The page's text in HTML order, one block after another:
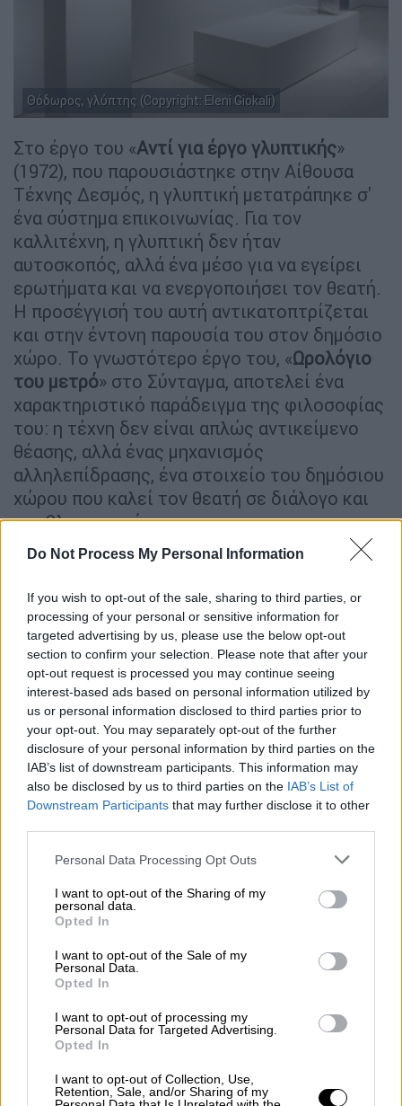
Do Not Process My Personal Information
If you wish to opt-out of the sale, sharing to third parties, or
processing of your personal or sensitive information for
targeted advertising by us, please use the below opt-out
section to confirm your selection. Please note that after your
opt-out request is processed you may continue seeing
interest-based ads based on personal information utilized by
us or personal information disclosed to third parties prior to
your opt-out. You may separately opt-out of the further
disclosure of your personal information by third parties on the
IAB’s list of downstream participants. This information may
also be disclosed by us to third parties on the IAB’s List of
Downstream Participants that may further disclose it to other
Please note that this website/app uses one or more Google
not limited to your visit or usage behaviour. You may click to
grant or deny consent to Google and its third-party tags to
use your data for below specified purposes in below Google
consent section.
Personal Data Processing Opt Outs
I want to opt-out of the Sharing of my
personal data.
Opted In
I want to opt-out of the Sale of my
Personal Data.
Opted In
I want to opt-out of processing my
Personal Data for Targeted Advertising.
Opted In
I want to opt-out of Collection, Use,
Retention, Sale, and/or Sharing of my
Θόδωρος, γλύπτης (Copyright: Eleni Giokali)
Στο έργο του «Αντί για έργο γλυπτικής»
(1972), που παρουσιάστηκε στην Αίθουσα
Τέχνης Δεσμός, η γλυπτική μετατράπηκε σ'
ένα σύστημα επικοινωνίας. Για τον
καλλιτέχνη, η γλυπτική δεν ήταν
αυτοσκοπός, αλλά ένα μέσο για να εγείρει
ερωτήματα και να ενεργοποιήσει τον θεατή.
Η προσέγγισή του αυτή αντικατοπτρίζεται
και στην έντονη παρουσία του στον δημόσιο
χώρο. Το γνωστότερο έργο του, «Ωρολόγιο
του μετρό» στο Σύνταγμα, αποτελεί ένα
χαρακτηριστικό παράδειγμα της φιλοσοφίας
του: η τέχνη δεν είναι απλώς αντικείμενο
θέασης, αλλά ένας μηχανισμός
αλληλεπίδρασης, ένα στοιχείο του δημόσιου
χώρου που καλεί τον θεατή σε διάλογο και
προβληματισμό.
Η έκθεση στο ΕΜΣΤ είναι χωρισμένη σε 11
η σειρά έργων «Χειρισμοί» (1973-1982), όπου
ο Θόδωρος διερεύνησε τη σχέση της
γλυπτικής με τα μέσα μαζικής επικοινωνίας
και την αλληλεπίδραση του κοινού με το
έργο. Οι θεατές καλούνται να συμμετάσχουν,
ν' αντιδράσουν, ν' αναμετρηθούν με τη μορφή
και το υλικό του έργου. Λίγα χρόνια πριν από
τα έργα της σειράς «Χειρισμοί», είχαν
προηγηθεί τα «Τεστ», που παρουσιάστηκαν
στην έκθεση «Γλυπτική 73 = Αφή + Λίγη
γεύση».